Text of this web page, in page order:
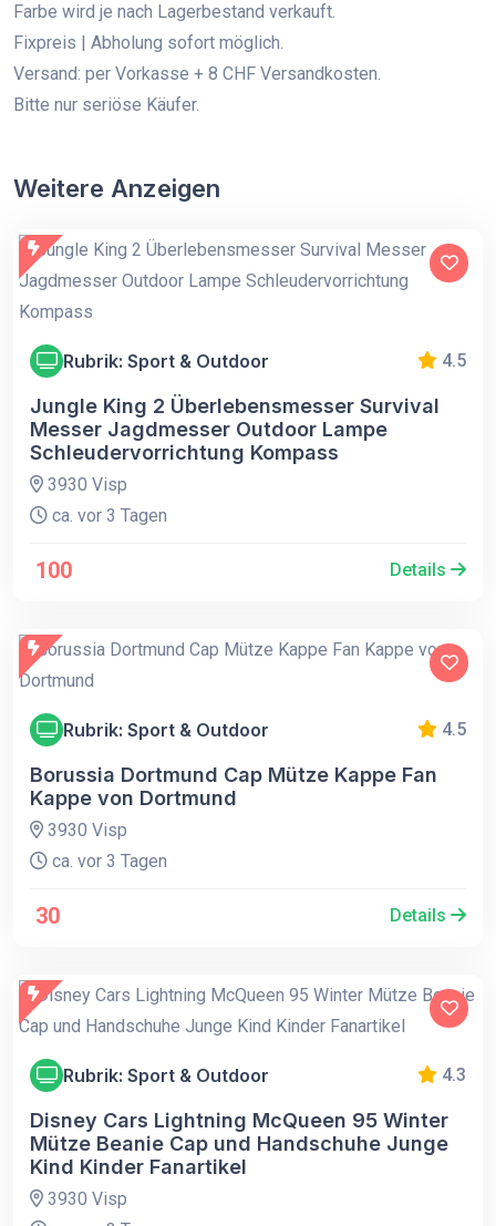
Farbe wird je nach Lagerbestand verkauft.
Fixpreis | Abholung sofort möglich.
Versand: per Vorkasse + 8 CHF Versandkosten.
Bitte nur seriöse Käufer.
Weitere Anzeigen
Rubrik: Sport & Outdoor 4.5
Jungle King 2 Überlebensmesser Survival
Messer Jagdmesser Outdoor Lampe
Schleudervorrichtung Kompass
3930 Visp
ca. vor 3 Tagen
100 Details
Rubrik: Sport & Outdoor 4.5
Borussia Dortmund Cap Mütze Kappe Fan
Kappe von Dortmund
3930 Visp
ca. vor 3 Tagen
30 Details
Rubrik: Sport & Outdoor 4.3
Disney Cars Lightning McQueen 95 Winter
Mütze Beanie Cap und Handschuhe Junge
Kind Kinder Fanartikel
3930 Visp